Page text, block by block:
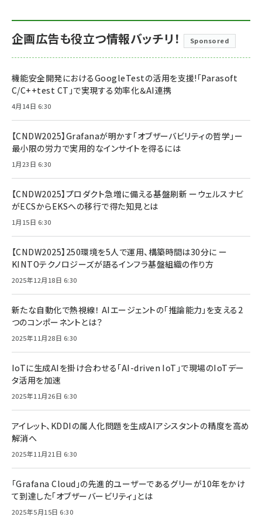
企画広告も役立つ情報バッチリ！ Sponsored
機能安全開発におけるGoogleTestの活用を支援!「Parasoft
C/C++test CT」で実現する効率化＆AI連携
4月14日 6:30
【CNDW2025】Grafanaが明かす「オブザーバビリティの哲学」ー
最小限の労力で実用的なインサイトを得るには
1月23日 6:30
【CNDW2025】プロダクト急増に備える基盤刷新 ーウェルスナビ
がECSからEKSへの移行で得た知見とは
1月15日 6:30
【CNDW2025】250環境を5人で運用、構築時間は30分に ー
KINTOテクノロジーズが語るインフラ基盤組織の作り方
2025年12月18日 6:30
新たな自動化で熱視線！ AIエージェントの「推論能力」を支える2
つのコンポーネントとは？
2025年11月28日 6:30
IoTに生成AIを掛け合わせる「AI-driven IoT」で現場のIoTデー
タ活用を加速
2025年11月26日 6:30
アイレット、KDDIの属人化問題を生成AIアシスタントの精度を高め
解消へ
2025年11月21日 6:30
「Grafana Cloud」の先進的ユーザーであるグリーが10年をかけ
て到達した「オブザーバービリティ」とは
2025年5月15日 6:30